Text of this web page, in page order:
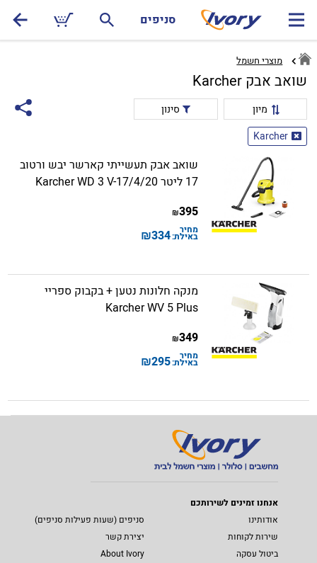
סניפים
מוצרי חשמל
שואב אבק Karcher
מיון
סינון
Karcher
שואב אבק תעשייתי קארשר יבש ורטוב
17 ליטר Karcher WD 3 V-17/4/20
395
₪
מחיר
באילת:334
₪
מנקה חלונות נטען + בקבוק ספריי
Karcher WV 5 Plus
349
₪
מחיר
באילת:295
₪
אנחנו זמינים לשירותכם
אודותינו
סניפים (שעות פעילות סניפים)
שירות לקוחות
יצירת קשר
ביטול עסקה
About Ivory